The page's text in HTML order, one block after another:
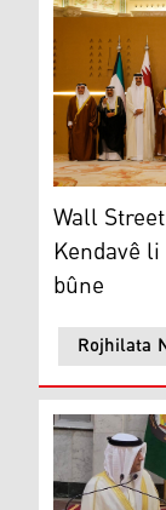
Wall Street
Rojhilata
Wall
Kendavê
bûne